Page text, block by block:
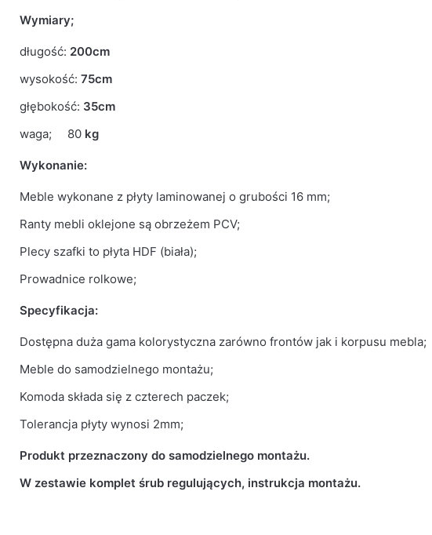
Wymiary;
długość: 200cm
wysokość: 75cm
głębokość: 35cm
waga; 80 kg
Wykonanie:
Meble wykonane z płyty laminowanej o grubości 16 mm;
Ranty mebli oklejone są obrzeżem PCV;
Plecy szafki to płyta HDF (biała);
Prowadnice rolkowe;
Specyfikacja:
Dostępna duża gama kolorystyczna zarówno frontów jak i korpusu mebla;
Meble do samodzielnego montażu;
Komoda składa się z czterech paczek;
Tolerancja płyty wynosi 2mm;
Produkt przeznaczony do samodzielnego montażu.
W zestawie komplet śrub regulujących, instrukcja montażu.
Prowadnice